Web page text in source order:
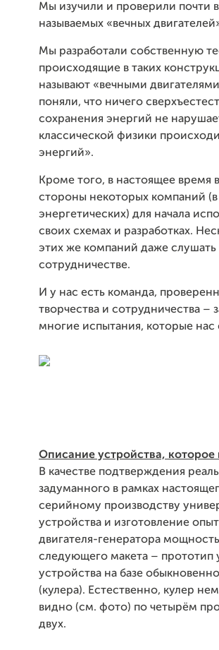
Мы изучили и проверили почти
называемых «вечных
Мы разработали собственную
происходящие в таких
называют «вечными
поняли, что ничего
сохранения энергий не
классической физики
энергий».
Кроме того, в настоящее время
стороны некоторых компаний
энергетических) для начала
своих схемах и разработках.
этих же компаний даже
сотрудничестве.
И у нас есть команда,
творчества и сотрудничества
многие испытания, которые нас
Описание устройства, которое
В качестве подтверждения
задуманного в рамках
серийному производству
устройства и изготовление
двигателя-генератора
следующего макета – прототип
устройства на базе
(кулера). Естественно, кулер
видно (см. фото) по четырём
двух.